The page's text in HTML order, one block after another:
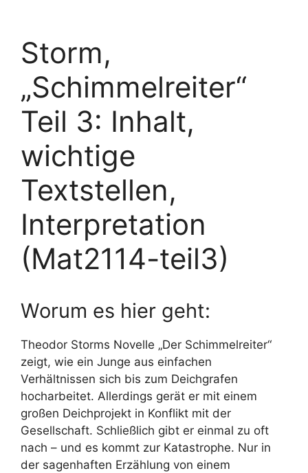
Storm,
„Schimmelreiter“
Teil 3: Inhalt,
wichtige
Textstellen,
Interpretation
(Mat2114-teil3)
Worum es hier geht:
Theodor Storms Novelle „Der Schimmelreiter“
zeigt, wie ein Junge aus einfachen
Verhältnissen sich bis zum Deichgrafen
hocharbeitet. Allerdings gerät er mit einem
großen Deichprojekt in Konflikt mit der
Gesellschaft. Schließlich gibt er einmal zu oft
nach – und es kommt zur Katastrophe. Nur in
der sagenhaften Erzählung von einem